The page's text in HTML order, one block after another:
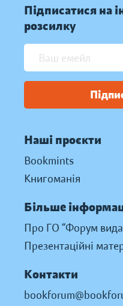
Підписатися на
розсилку
Наші проєкти
Bookmints
Книгоманія
Більше
Про ГО “Форум
Презентаційні
Контакти